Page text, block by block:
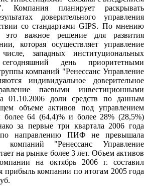
Компания планирует раскрывать
доверительного управления
со стандартами GIPS. По мнению
важное решение для развития
которая осуществляет управление
западных институциональных
день приоритетными
компаний "Ренессанс Управление
индивидуальное доверительное
паевыми инвестиционными
доли средств по данным
объеме активов под управлением
более 64 (64,4)% и более 28% (28,5%)
за первые три квартала 2006 года
по направлению ПИФ не превышала
компаний "Ренессанс Управление
на рынке более 3 лет. Объем активов
на октябрь 2006 г. составил
прибыль компании по итогам 2005 года